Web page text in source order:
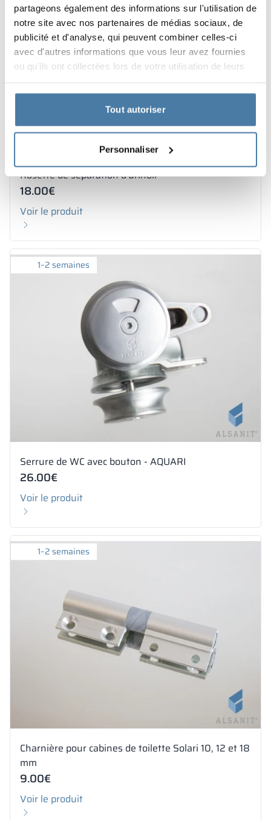
partageons également des informations sur l'utilisation de
notre site avec nos partenaires de médias sociaux, de
publicité et d'analyse, qui peuvent combiner celles-ci
avec d'autres informations que vous leur avez fournies
ou qu'ils ont collectées lors de votre utilisation de leurs
Tout autoriser
Personnaliser
Rosette de séparation d'urinoir
18.00€
Voir le produit
1–2 semaines
Serrure de WC avec bouton - AQUARI
26.00€
Voir le produit
1–2 semaines
Charnière pour cabines de toilette Solari 10, 12 et 18
mm
9.00€
Voir le produit